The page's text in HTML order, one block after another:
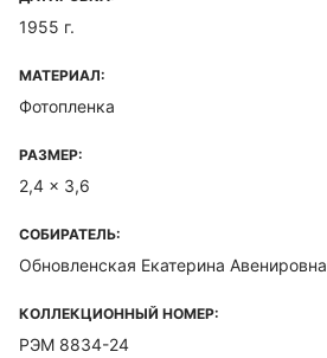
1955 г.
МАТЕРИАЛ:
Фотопленка
РАЗМЕР:
2,4 x 3,6
СОБИРАТЕЛЬ:
Обновленская Екатерина Авенировна
КОЛЛЕКЦИОННЫЙ НОМЕР:
РЭМ 8834-24